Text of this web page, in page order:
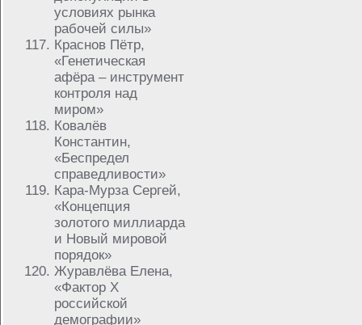
условиях рынка
рабочей силы»
Краснов Пётр,
«Генетическая
афёра – инструмент
контроля над
миром»
Ковалёв
Константин,
«Беспредел
справедливости»
Кара-Мурза Сергей,
«Концепция
золотого миллиарда
и Новый мировой
порядок»
Журавлёва Елена,
«Фактор Х
российской
демографии»